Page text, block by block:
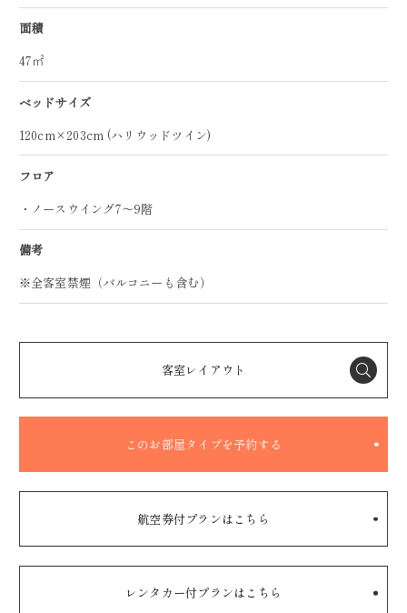
面積
47㎡
ベッドサイズ
120cm×203cm (ハリウッドツイン)
フロア
・ノースウイング7～9階
備考
※全客室禁煙（バルコニーも含む）
客室レイアウト
このお部屋タイプを予約する
航空券付プランはこちら
レンタカー付プランはこちら